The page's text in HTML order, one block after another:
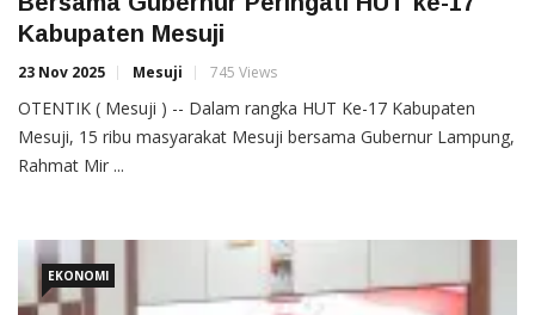
Kabupaten Mesuji
23 Nov 2025 Mesuji 745 Views
OTENTIK ( Mesuji ) -- Dalam rangka HUT Ke-17 Kabupaten
Mesuji, 15 ribu masyarakat Mesuji bersama Gubernur Lampung,
Rahmat Mir ...
EKONOMI